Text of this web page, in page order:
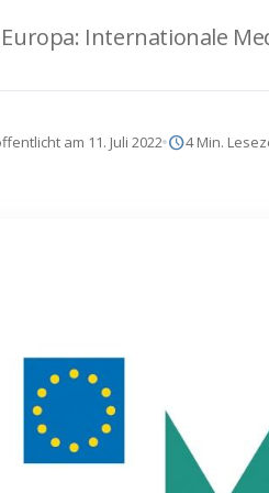
Internationale
am 11. Juli 2022 schedule4 Min.